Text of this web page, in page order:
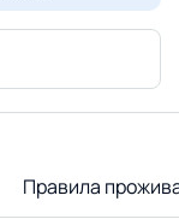
Правила